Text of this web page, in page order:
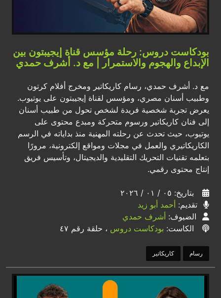
بودكاست دروس: رحلة مؤسس قناة إيجيبتون بين
الإبداع والهجوم والاستمرار | مع د. أشرف حمدي
مع د. أشرف حمدي، رسام كاريكاتير ومخرج أفلام كرتون
وطبيب أسنان مصري، ومؤسس لقناة إيجيبتون على يوتيوب.
يعرض تجربة شخصية فريدة لشخص تحول من طبيب أسنان
إلى فنان كاريكاتير ورسوم متحركة ومبدع محتوى على
يوتيوب، حيث تحدث عن رحلته المهنية منذ بداياته في الرسم
الكاريكاتيري والعمل في مجلات ومواقع إلكترونية، مرورًا
بتعلمه تقنيات التحريك التقليدية والديجيتال، وتأسيس فريق
إنتاج محتوى رقمي.
بتاريخ: ٠٥ / ٠١ / ٢٠٢٦
تقديم: أحمد أبو زيد
الضيوف: أشرف حمدي
الكاست: بودكاست دروس ، حلقة رقم ٤٧
رسام كاريكاتير